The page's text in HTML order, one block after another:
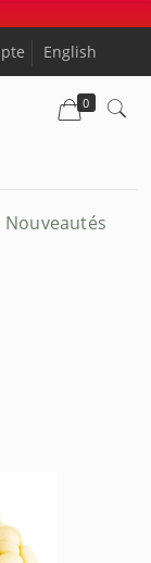
English
Nouveautés
0